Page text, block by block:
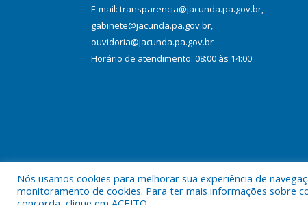
E-mail: transparencia@jacunda.pa.gov.br,
gabinete@jacunda.pa.gov.br,
ouvidoria@jacunda.pa.gov.br
Horário de atendimento: 08:00 às 14:00
Todos os direitos reservados a Prefeitura Municipal
Nós usamos cookies para melhorar sua experiência de
monitoramento de cookies. Para ter mais informações sobre